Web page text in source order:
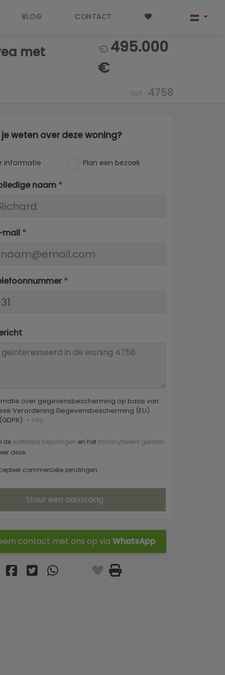
BLOG CONTACT
met
495.000
€
Ref. 4758
weten over deze woning?
informatie Plan een bezoek
naam *
mail *
*
over gegevensbescherming op basis van
Verordening Gegevensbescherming (EU)
+ Info
dewettelijke bepalingen en het privacybeleid gelezen
deze.
commerciële zendingen
Stuur een aanvraag
contact met ons op via WhatsApp